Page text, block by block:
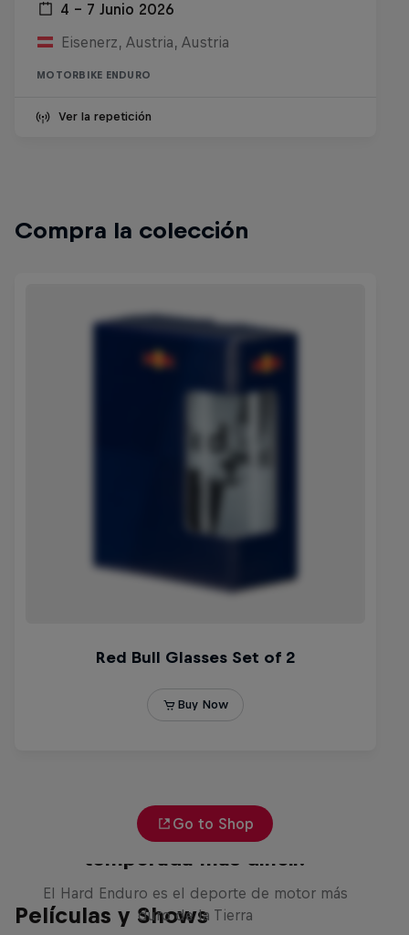
4 – 7 Junio 2026
Eisenerz, Austria, Austria
MOTORBIKE ENDURO
Ver la repetición
Compra la colección
Go to Shop
Películas y Shows
Hard Enduro 2025: ¿La
temporada más difícil?
El Hard Enduro es el deporte de motor más
duro de la Tierra